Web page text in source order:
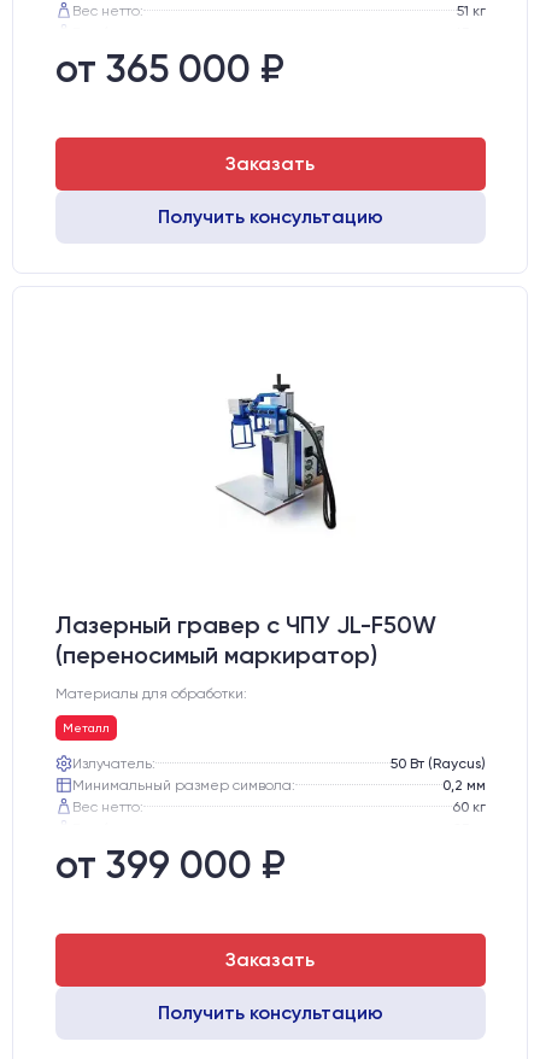
Вес нетто:
51 кг
Транспортный габарит станка, мм:
от 365 000 ₽
Заказать
Получить консультацию
Лазерный гравер с ЧПУ JL-F50W
(переносимый маркиратор)
Материалы для обработки:
Металл
Излучатель:
50 Вт (Raycus)
Минимальный размер символа:
0,2 мм
Вес нетто:
60 кг
Транспортный габарит станка, мм:
от 399 000 ₽
Заказать
Получить консультацию